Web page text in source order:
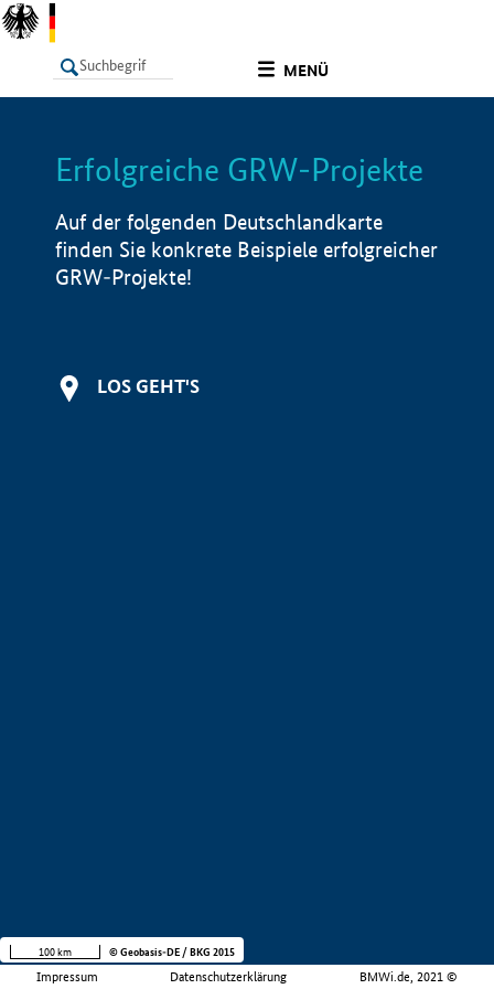
MENÜ
LISTE Info
Erfolgreiche GRW-Projekte
Auf der folgenden Deutschlandkarte
finden Sie konkrete Beispiele erfolgreicher
GRW-Projekte!
LOS GEHT'S
Impressum Datenschutzerklärung BMWi.de, 2021 ©
100 km © Geobasis-DE / BKG 2015